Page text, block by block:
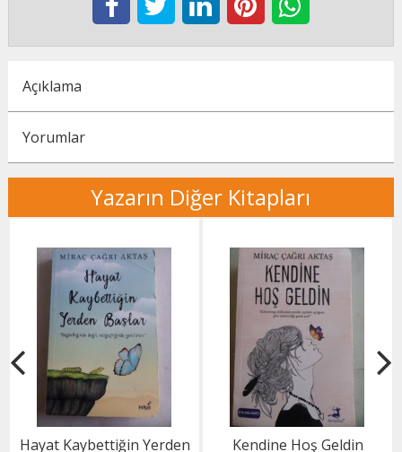
Açıklama
Yorumlar
Yazarın Diğer Kitapları
Hayat Kaybettiğin Yerden
Kendine Hoş Geldin